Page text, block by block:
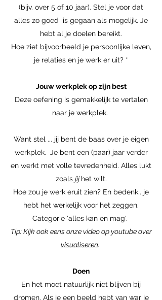
(bijv. over 5 of 10 jaar). Stel je voor dat
alles zo goed is gegaan als mogelijk. Je
hebt al je doelen bereikt.
Hoe ziet bijvoorbeeld je persoonlijke leven,
je relaties en je werk er uit? *
Jouw werkplek op zijn best
Deze oefening is gemakkelijk te vertalen
naar je werkplek.
Want stel ... jij bent de baas over je eigen
werkplek. Je bent een (paar) jaar verder
en werkt met volle tevredenheid. Alles lukt
zoals jijhet wilt.
Hoe zou je werk eruit zien? En bedenk.. je
hebt het werkelijk voor het zeggen.
Categorie 'alles kan en mag'.
Tip: Kijk ook eens onze video op youtube over
visualiseren.
Doen
En het moet natuurlijk niet blijven bij
dromen. Als je een beeld hebt van war je